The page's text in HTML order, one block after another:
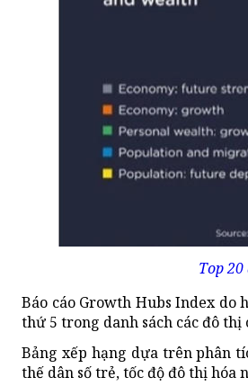
Top
Báo cáo Growth Hubs Index do
thứ 5 trong danh sách các đô
Bảng xếp hạng dựa trên phân
thế dân số trẻ, tốc độ đô thị hóa